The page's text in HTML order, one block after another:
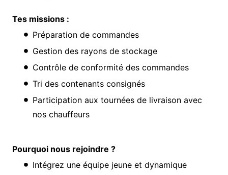
Tes missions :
Préparation de commandes
Gestion des rayons de stockage
Contrôle de conformité des commandes
Tri des contenants consignés
Participation aux tournées de livraison avec
nos chauffeurs
Pourquoi nous rejoindre ?
Intégrez une équipe jeune et dynamique